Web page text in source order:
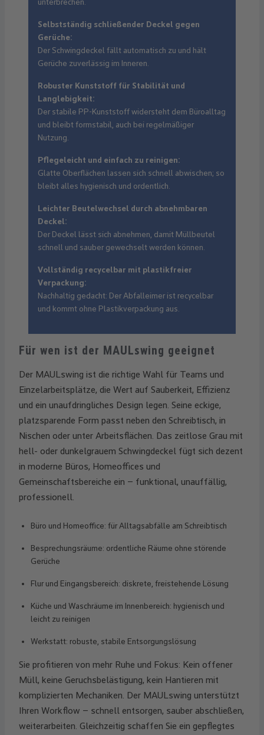
Selbstständig schließender Deckel gegen
Gerüche:
Der Schwingdeckel fällt automatisch zu und hält
Gerüche zuverlässig im Inneren.
Robuster Kunststoff für Stabilität und
Langlebigkeit:
Der stabile PP-Kunststoff widersteht dem Büroalltag
und bleibt formstabil, auch bei regelmäßiger
Nutzung.
Pflegeleicht und einfach zu reinigen:
Glatte Oberflächen lassen sich schnell abwischen; so
bleibt alles hygienisch und ordentlich.
Leichter Beutelwechsel durch abnehmbaren
Deckel:
Der Deckel lässt sich abnehmen, damit Müllbeutel
schnell und sauber gewechselt werden können.
Vollständig recycelbar mit plastikfreier
Verpackung:
Nachhaltig gedacht: Der Abfalleimer ist recycelbar
und kommt ohne Plastikverpackung aus.
Für wen ist der MAULswing geeignet
Der MAULswing ist die richtige Wahl für Teams und
Einzelarbeitsplätze, die Wert auf Sauberkeit, Effizienz
und ein unaufdringliches Design legen. Seine eckige,
platzsparende Form passt neben den Schreibtisch, in
Nischen oder unter Arbeitsflächen. Das zeitlose Grau mit
hell- oder dunkelgrauem Schwingdeckel fügt sich dezent
in moderne Büros, Homeoffices und
Gemeinschaftsbereiche ein – funktional, unauffällig,
professionell.
Büro und Homeoffice: für Alltagsabfälle am Schreibtisch
Besprechungsräume: ordentliche Räume ohne störende
Gerüche
Flur und Eingangsbereich: diskrete, freistehende Lösung
Küche und Waschräume im Innenbereich: hygienisch und
leicht zu reinigen
Werkstatt: robuste, stabile Entsorgungslösung
Sie profitieren von mehr Ruhe und Fokus: Kein offener
Müll, keine Geruchsbelästigung, kein Hantieren mit
komplizierten Mechaniken. Der MAULswing unterstützt
Ihren Workflow – schnell entsorgen, sauber abschließen,
weiterarbeiten. Gleichzeitig schaffen Sie ein gepflegtes